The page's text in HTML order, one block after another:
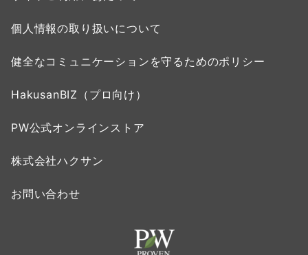
個人情報の取り扱いについて
健全なコミュニケーションを守るためのポリシー
HakusanBIZ（プロ向け）
PW公式オンラインストア
株式会社ハクサン
お問い合わせ